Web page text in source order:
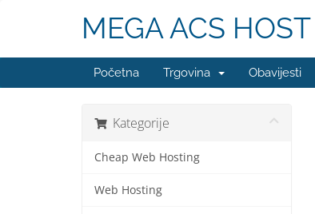
MEGA ACS HOST
Početna Trgovina Obavijesti
Kategorije
Cheap Web Hosting
Web Hosting